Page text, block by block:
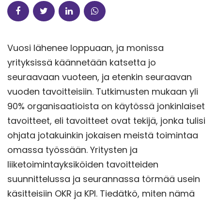
Vuosi lähenee loppuaan, ja monissa
yrityksissä käännetään katsetta jo
seuraavaan vuoteen, ja etenkin seuraavan
vuoden tavoitteisiin. Tutkimusten mukaan yli
90% organisaatioista on käytössä jonkinlaiset
tavoitteet, eli tavoitteet ovat tekijä, jonka tulisi
ohjata jotakuinkin jokaisen meistä toimintaa
omassa työssään. Yritysten ja
liiketoimintayksiköiden tavoitteiden
suunnittelussa ja seurannassa törmää usein
käsitteisiin OKR ja KPI. Tiedätkö, miten nämä